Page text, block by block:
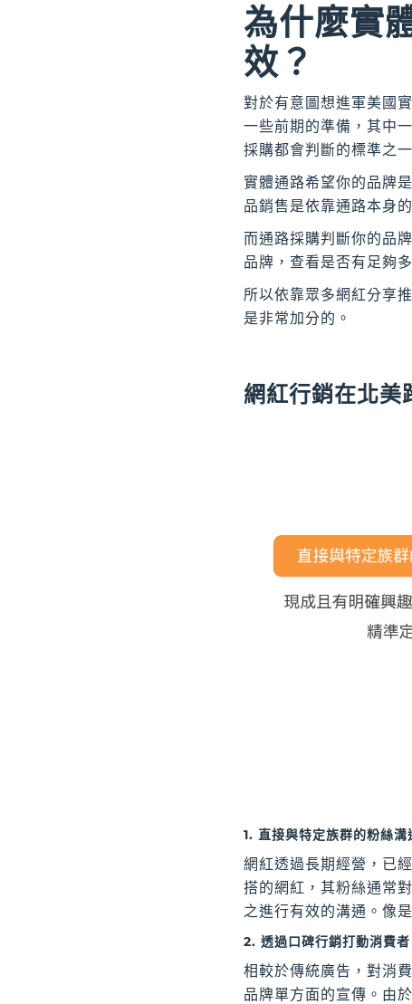
為什麼實
效？
對於有意圖想進軍美國
一些前期的準備，其中
採購都會判斷的標準之一
實體通路希望你的品牌
品銷售是依靠通路本身
而通路採購判斷你的品
品牌，查看是否有足夠
所以依靠眾多網紅分享
是非常加分的。
網紅行銷在北美
1. 直接與特定族群的粉絲溝
網紅透過長期經營，已
搭的網紅，其粉絲通常
之進行有效的溝通。像
2. 透過口碑行銷打動消費者
相較於傳統廣告，對消
品牌單方面的宣傳。由